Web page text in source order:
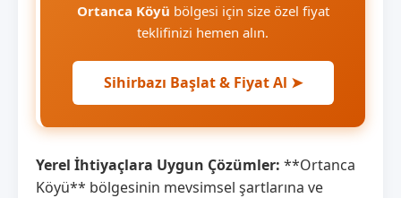
Ortanca Köyü bölgesi için size özel fiyat
teklifinizi hemen alın.
Sihirbazı Başlat & Fiyat Al ➤
Yerel İhtiyaçlara Uygun Çözümler: **Ortanca
Köyü** bölgesinin mevsimsel şartlarına ve